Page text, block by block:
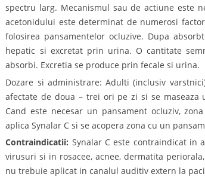
spectru larg. Mecanismul sau de actiune este
acetonidului este determinat de numerosi
folosirea pansamentelor ocluzive. Dupa
hepatic si excretat prin urina. O cantitate
absorbi. Excretia se produce prin fecale si urina.
Dozare si administrare: Adulti (inclusiv
afectate de doua – trei ori pe zi si se maseaza
Cand este necesar un pansament ocluziv,
aplica Synalar C si se acopera zona cu un
Contraindicatii: Synalar C este contraindicat in
virusuri si in rosacee, acnee, dermatita
nu trebuie aplicat in canalul auditiv extern la